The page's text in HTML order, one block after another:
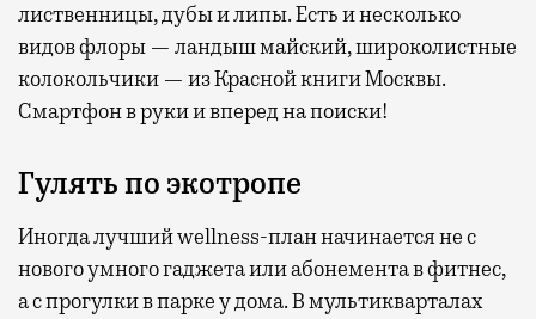
лиственницы, дубы и липы. Есть и несколько
видов флоры — ландыш майский, широколистные
колокольчики — из Красной книги Москвы.
Смартфон в руки и вперед на поиски!
Гулять по экотропе
Иногда лучший wellness-план начинается не с
нового умного гаджета или абонемента в фитнес,
а с прогулки в парке у дома. В мультикварталах